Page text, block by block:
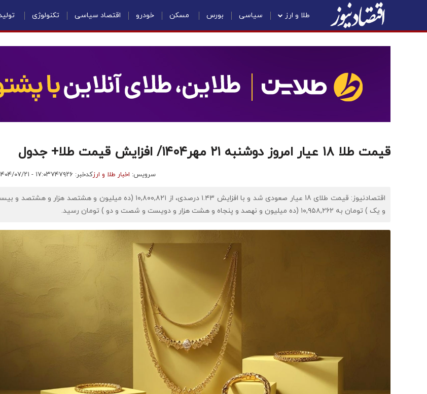
طلا و ارز سیاسی بورس مسکن خودرو اقتصاد سیاسی تکنولوژی
قیمت طلا ۱۸ عیار امروز دوشنبه ۲۱ مهر۱۴۰۴/ افزایش قیمت طلا+ جدول
سرویس: اخبار طلا و ارزکدخبر: ۷۴۷۹۲۶ ۱۴۰۴/۰۷/۲۱ -
اقتصادنیوز: قیمت طلای 18 عیار صعودی شد و با افزایش ۱.۴۳ درصدی، از ۱۰,۸۰۰,۸۲۱ (ده میلیون و هشتصد هزار و هشتصد
و یک ) تومان به ۱۰,۹۵۸,۲۶۲ (ده میلیون و نهصد و پنجاه و هشت هزار و دویست و شصت و دو ) تومان رسید.